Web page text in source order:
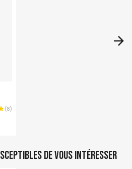
(8)
de vous intéresser